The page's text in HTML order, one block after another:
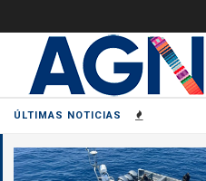
ÚLTIMAS NOTICIAS